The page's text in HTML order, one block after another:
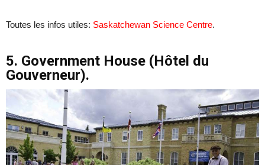
Toutes les infos utiles: Saskatchewan Science Centre.
5. Government House (Hôtel du
Gouverneur).